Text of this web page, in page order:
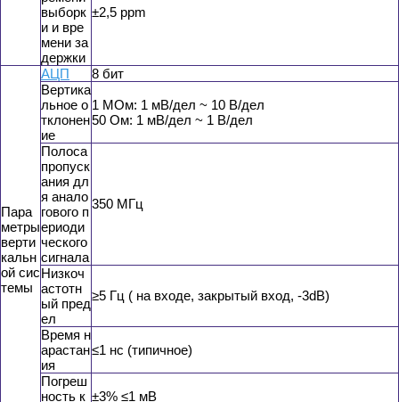
выборк
и и вре
мени за
держки
±2,5 ppm
Пара
метры
верти
кальн
ой сис
темы
АЦП
8 бит
Вертика
льное о
тклонен
ие
1 MОм: 1 мВ/дел ~ 10 В/дел
50 Ом: 1 мВ/дел ~ 1 В/дел
Полоса
пропуск
ания дл
я анало
гового п
ериоди
ческого
сигнала
350 МГц
Низкоч
астотн
ый пред
ел
≥5 Гц ( на входе, закрытый вход, -3dB)
Время н
арастан
ия
≤1 нс (типичное)
Погреш
ность к ±3% ≤1 мВ